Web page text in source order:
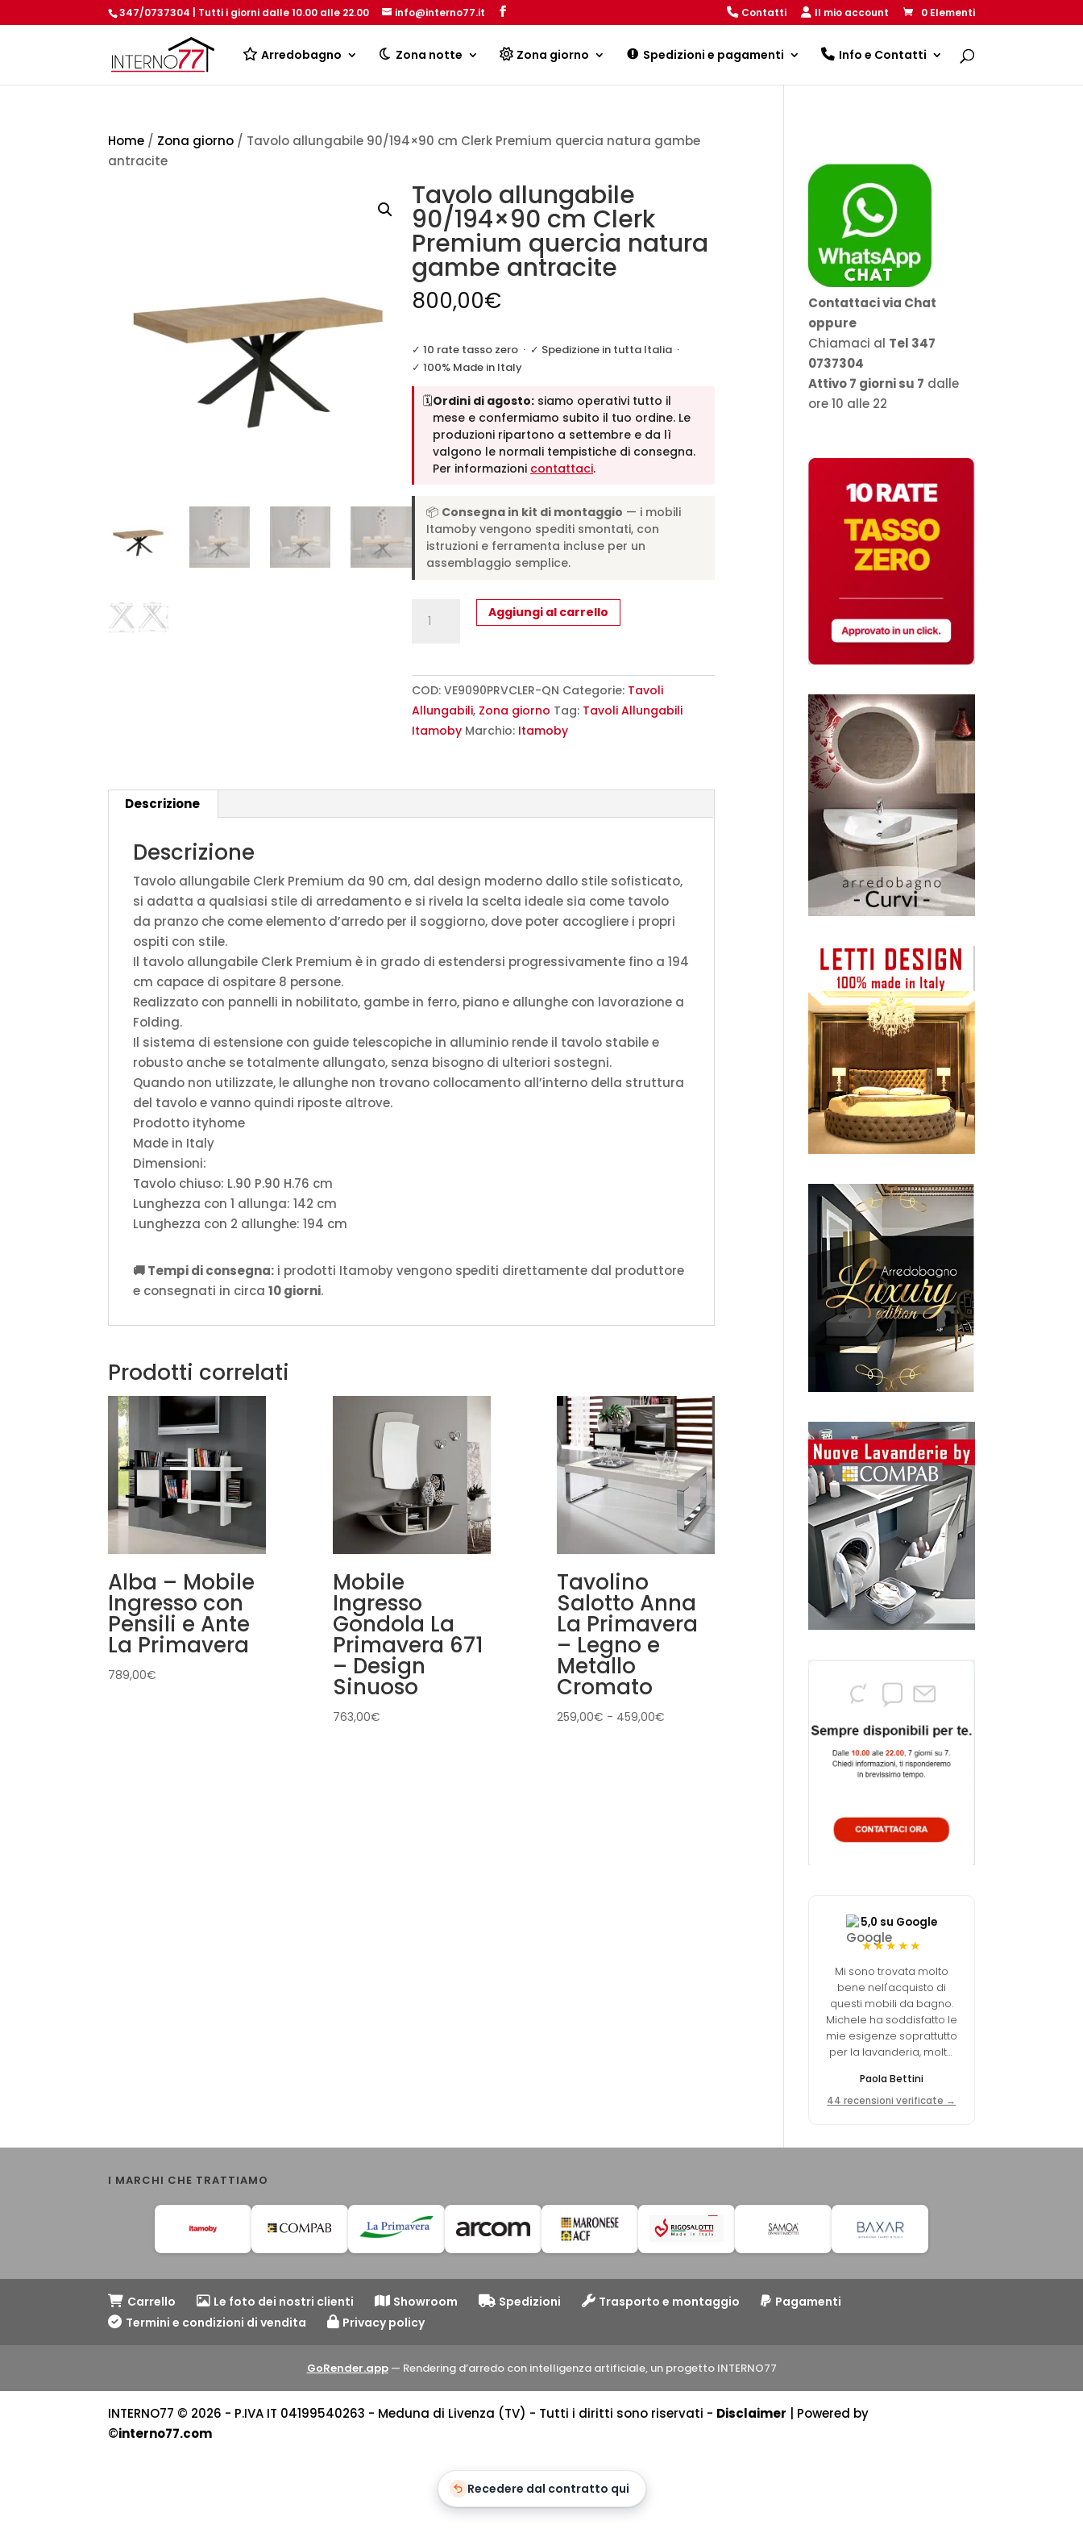
347/0737304 | Tutti i giorni dalle 10.00 alle 22.00 info@interno77.it Contatti Il mio account 0 Elementi
Arredobagno Zona notte Zona giorno Spedizioni e pagamenti Info e Contatti
Products
Home / Zona giorno / Tavolo allungabile 90/194×90 cm Clerk Premium quercia natura gambe
antracite
Tavolo allungabile
90/194×90 cm Clerk
Premium quercia natura
gambe antracite
800,00€
✓ 10 rate tasso zero· ✓ Spedizione in tutta Italia·
✓ 100% Made in Italy
🗓️Ordini di agosto:siamo operativi tutto il
mese e confermiamo subito il tuo ordine. Le
produzioni ripartono a settembre e da lì
valgono le normali tempistiche di consegna.
Per informazioni contattaci.
📦 Consegna in kit di montaggio — i mobili
Itamoby vengono spediti smontati, con
istruzioni e ferramenta incluse per un
assemblaggio semplice.
allungabile
Clerk
Premium
quercia
antracite
Aggiungi al carrello
COD: VE9090PRVCLER-QN Categorie: Tavoli
Allungabili, Zona giorno Tag: Tavoli Allungabili
Itamoby Marchio: Itamoby
Descrizione
Descrizione
Tavolo allungabile Clerk Premium da 90 cm, dal design moderno dallo stile sofisticato,
si adatta a qualsiasi stile di arredamento e si rivela la scelta ideale sia come tavolo
da pranzo che come elemento d’arredo per il soggiorno, dove poter accogliere i propri
ospiti con stile.
Il tavolo allungabile Clerk Premium è in grado di estendersi progressivamente fino a 194
cm capace di ospitare 8 persone.
Realizzato con pannelli in nobilitato, gambe in ferro, piano e allunghe con lavorazione a
Folding.
Il sistema di estensione con guide telescopiche in alluminio rende il tavolo stabile e
robusto anche se totalmente allungato, senza bisogno di ulteriori sostegni.
Quando non utilizzate, le allunghe non trovano collocamento all’interno della struttura
del tavolo e vanno quindi riposte altrove.
Prodotto ityhome
Made in Italy
Dimensioni:
Tavolo chiuso: L.90 P.90 H.76 cm
Lunghezza con 1 allunga: 142 cm
Lunghezza con 2 allunghe: 194 cm
🚚 Tempi di consegna: i prodotti Itamoby vengono spediti direttamente dal produttore
e consegnati in circa10 giorni.
Prodotti correlati
Alba – Mobile
Ingresso con
Pensili e Ante
La Primavera
789,00€
Mobile
Ingresso
Gondola La
Primavera 671
– Design
Sinuoso
763,00€
Tavolino
Salotto Anna
La Primavera
– Legno e
Metallo
Cromato
259,00€ - 459,00€
Contattaci via Chat
oppure
Chiamaci al Tel 347
0737304
Attivo 7 giorni su 7 dalle
ore 10 alle 22
5,0 su Google
★★★★★
Mi sono trovata molto
bene nell'acquisto di
questi mobili da bagno.
Michele ha soddisfatto le
mie esigenze soprattutto
per la lavanderia, molto
equilibrio tra qualità e
prezzo.
Paola Bettini
44 recensioni verificate →
I MARCHI CHE TRATTIAMO
Carrello Le foto dei nostri clienti Showroom Spedizioni Trasporto e montaggio
Pagamenti
Termini e condizioni di vendita
Privacy policy
GoRender.app— Rendering d’arredo con intelligenza artificiale, un progetto INTERNO77
INTERNO77 © 2026 - P.IVA IT 04199540263 - Meduna di Livenza (TV) - Tutti i diritti sono riservati - Disclaimer | Powered by
©interno77.com
Recedere dal contratto qui